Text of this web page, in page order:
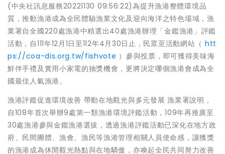
(中央社訊息服務20221130 09:56:22)為提升漁港整體環境品
質，推動漁港成為全民體驗漁業文化及迎向海洋之特色場域，漁
業署自全國220處漁港中精選出40處漁港辦理「金鑑漁港」評鑑
活動，自111年12月1日至112年4月30日止，民眾至活動網站（ htt
ps://coa-dis.org.tw/fishvote ）參與投票，即可獲得美味海
鮮伴手禮及實用小家電的抽獎機會，更將決定哪個漁港會成為全
國最佳人氣漁港。
漁港評鑑促進環境改善 帶動在地觀光與多元發展 漁業署說明，
自108年首次舉辦9處第一類漁港環境評鑑活動，109年再推廣至
30處漁港參與金鑑漁港選拔，透過漁港評鑑活動已深化在地方政
府、民間團體、漁會、漁民等漁港管理相關人員使命感，讓獲獎
的漁港成為休閒觀光熱點與在地驕傲，亦喚起全民共同努力改善